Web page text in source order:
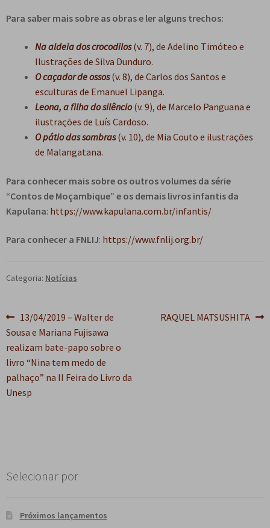
Para saber mais sobre as obras e ler alguns trechos:
Na aldeia dos crocodilos(v. 7), de Adelino Timóteo e
Ilustrações de Silva Dunduro.
O caçador de ossos(v. 8), de Carlos dos Santos e
esculturas de Emanuel Lipanga.
Leona, a filha do silêncio(v. 9), de Marcelo Panguana e
ilustrações de Luís Cardoso.
O pátio das sombras(v. 10), de Mia Couto e ilustrações
de Malangatana.
Para conhecer mais sobre os outros volumes da série
“Contos de Moçambique” e os demais livros infantis da
Kapulana: https://www.kapulana.com.br/infantis/
Para conhecer a FNLIJ: https://www.fnlij.org.br/
Categoria: Notícias
Navegação
de
Post
Post
anterior:
13/04/2019 – Walter de
Sousa e Mariana Fujisawa
realizam bate-papo sobre o
livro “Nina tem medo de
palhaço” na II Feira do Livro da
Unesp
Próximo
RAQUEL MATSUSHITA
Selecionar por
Próximos lançamentos